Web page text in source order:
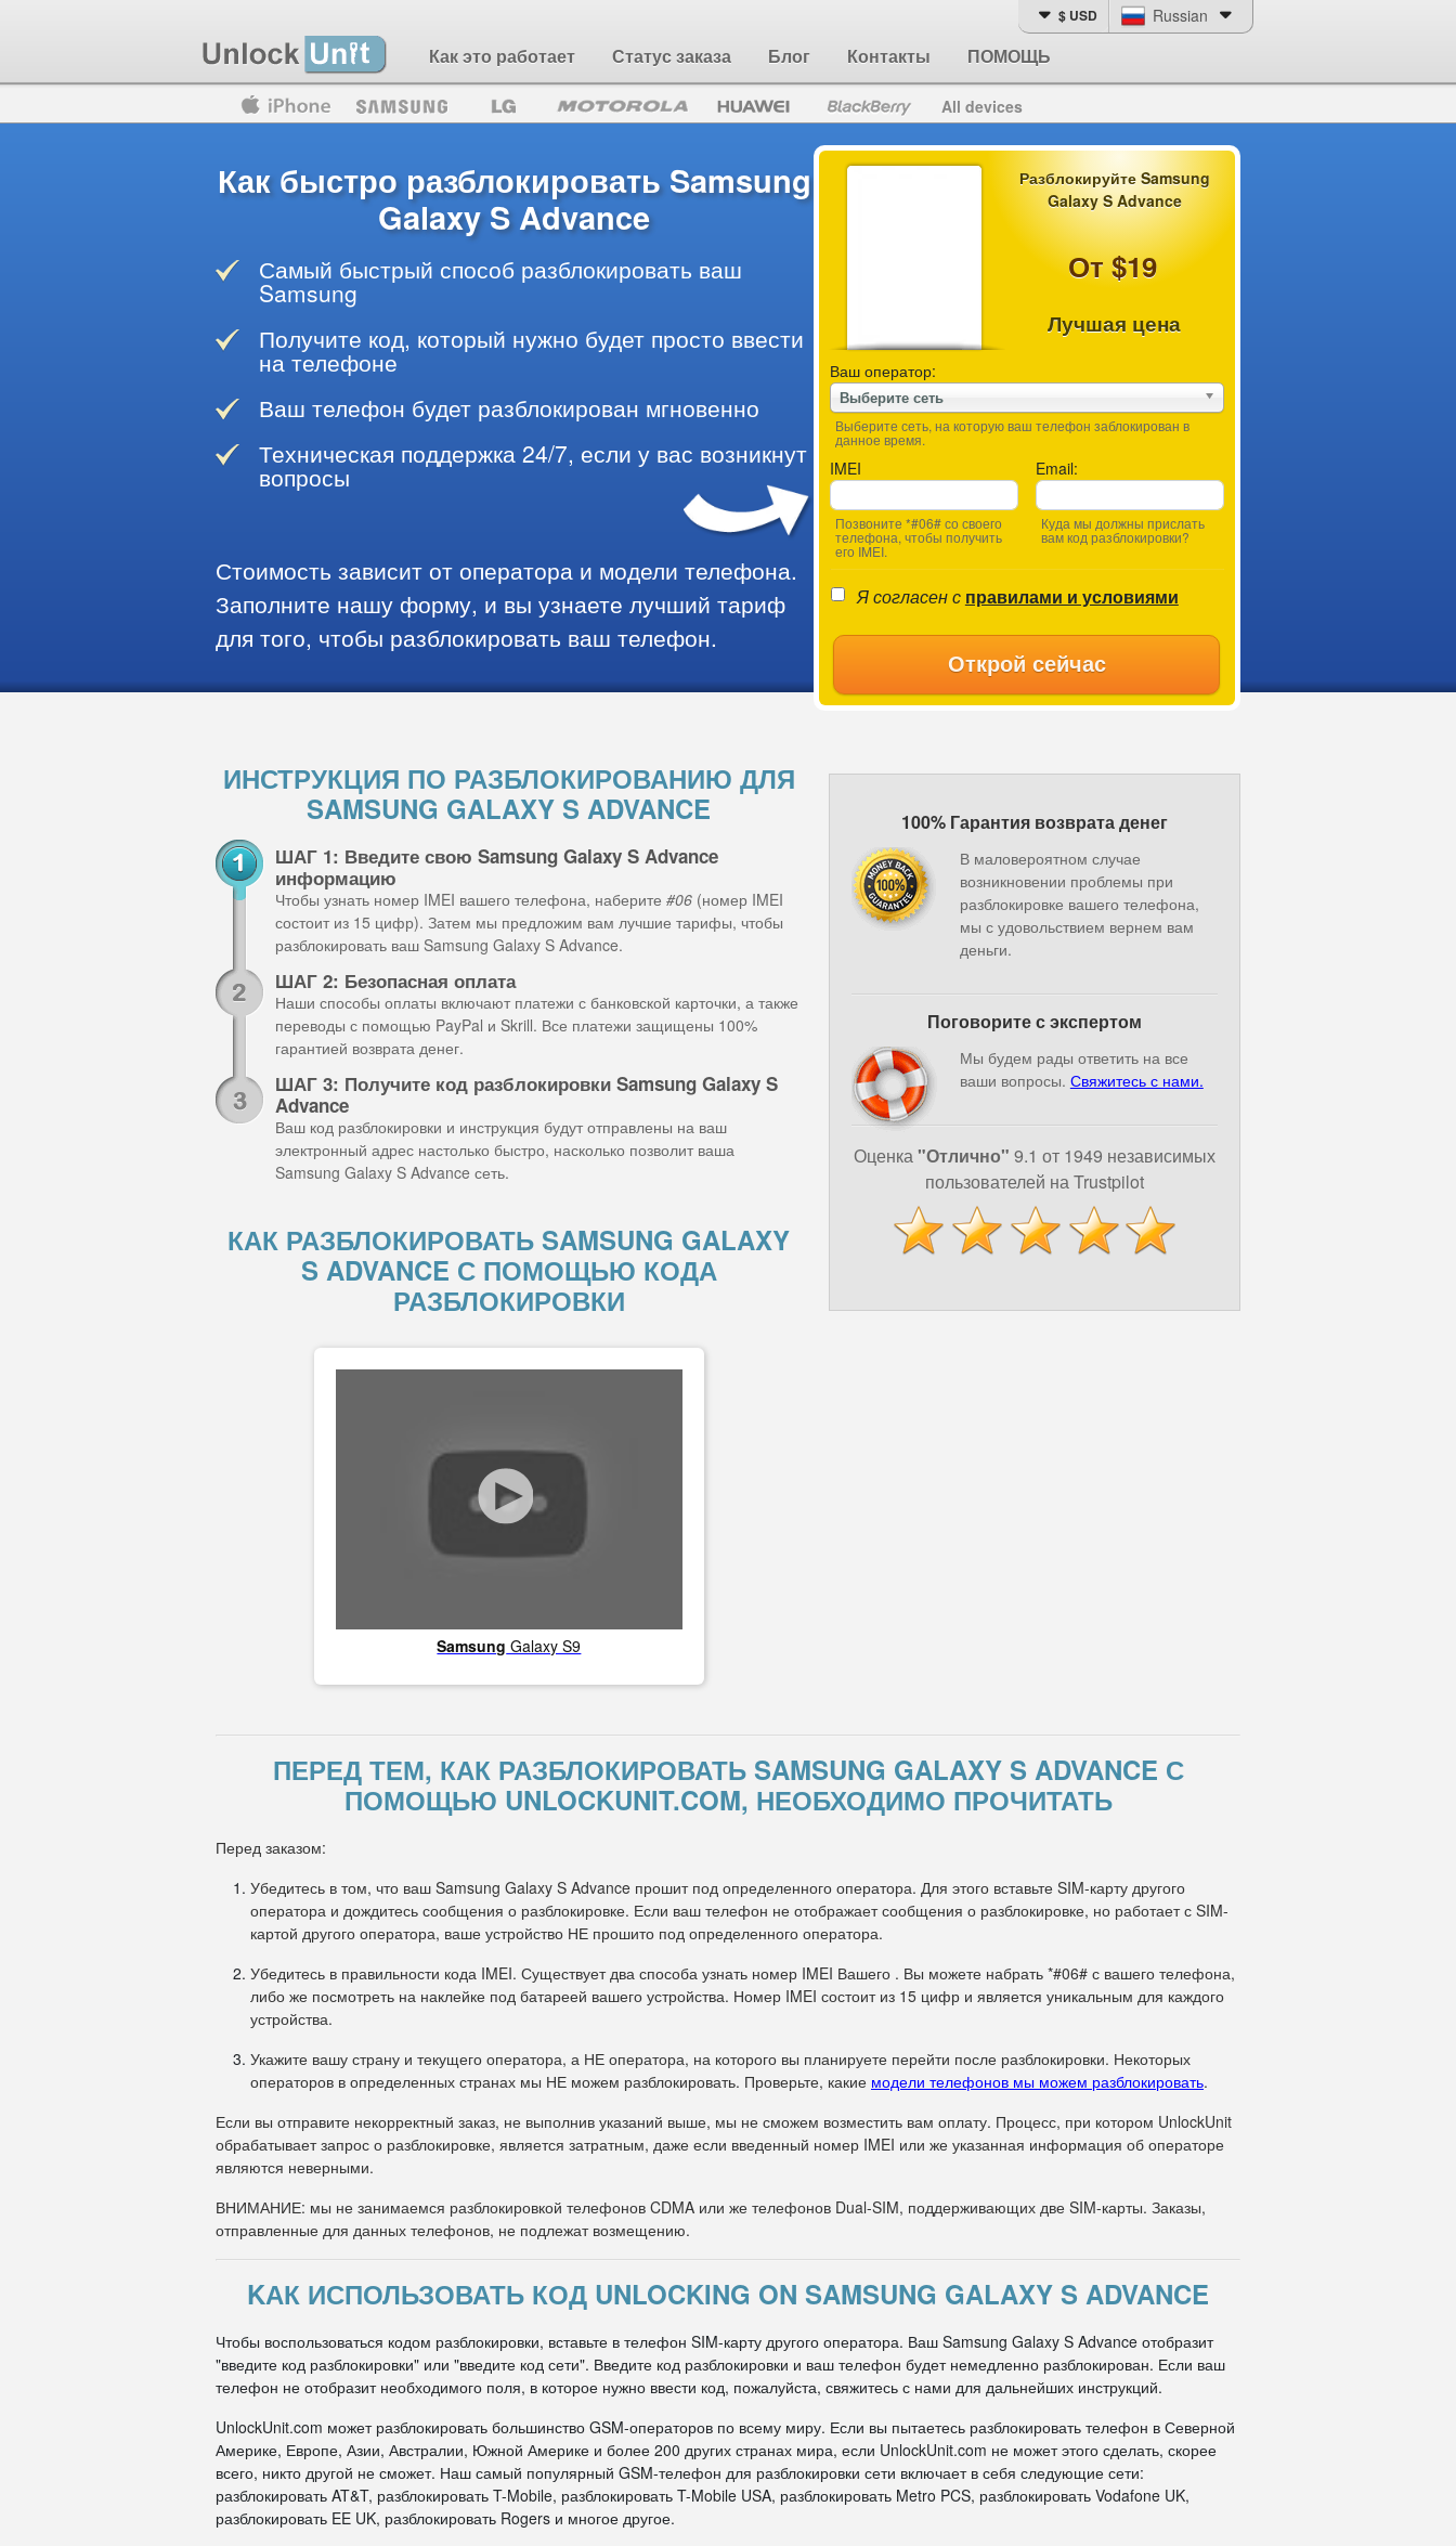
Как это работает Статус заказа Блог Контакты ПОМОЩЬ
$ USD Russian
Blackberry All devices
Разблокируйте Samsung
Galaxy S Advance
От $19
Лучшая цена
Ваш оператор:
Выберите сеть
Выберите сеть, на которую ваш телефон заблокирован в
данное время.
IMEI
Позвоните *#06# со своего
телефона, чтобы получить
его IMEI.
Email:
Куда мы должны прислать
вам код разблокировки?
Я согласен с правилами и условиями
Открой сейчас
Как быстро разблокировать Samsung
Galaxy S Advance
Самый быстрый способ разблокировать ваш
Samsung
Получите код, который нужно будет просто ввести
на телефоне
Ваш телефон будет разблокирован мгновенно
Техническая поддержка 24/7, если у вас возникнут
вопросы
Стоимость зависит от оператора и модели телефона.
Заполните нашу форму, и вы узнаете лучший тариф
для того, чтобы разблокировать ваш телефон.
ИНСТРУКЦИЯ ПО РАЗБЛОКИРОВАНИЮ ДЛЯ
SAMSUNG GALAXY S ADVANCE
ШАГ 1: Введите свою Samsung Galaxy S Advance
информацию
Чтобы узнать номер IMEI вашего телефона, наберите #06 (номер IMEI
состоит из 15 цифр). Затем мы предложим вам лучшие тарифы, чтобы
разблокировать ваш Samsung Galaxy S Advance.
ШАГ 2: Безопасная оплата
Наши способы оплаты включают платежи с банковской карточки, а также
переводы с помощью PayPal и Skrill. Все платежи защищены 100%
гарантией возврата денег.
ШАГ 3: Получите код разблокировки Samsung Galaxy S
Advance
Ваш код разблокировки и инструкция будут отправлены на ваш
электронный адрес настолько быстро, насколько позволит ваша
Samsung Galaxy S Advance сеть.
КАК РАЗБЛОКИРОВАТЬ SAMSUNG GALAXY
S ADVANCE С ПОМОЩЬЮ КОДА
РАЗБЛОКИРОВКИ
Samsung Galaxy S9
100% Гарантия возврата денег
В маловероятном случае
возникновении проблемы при
разблокировке вашего телефона,
мы с удовольствием вернем вам
деньги.
Поговорите с экспертом
Мы будем рады ответить на все
ваши вопросы. Свяжитесь с нами.
Оценка"Отлично" 9.1 от 1949 независимых
пользователей на Trustpilot
ПЕРЕД ТЕМ, КАК РАЗБЛОКИРОВАТЬ SAMSUNG GALAXY S ADVANCE С
ПОМОЩЬЮ UNLOCKUNIT.COM, НЕОБХОДИМО ПРОЧИТАТЬ
Перед заказом:
Убедитесь в том, что ваш Samsung Galaxy S Advance прошит под определенного оператора. Для этого вставьте SIM-карту другого
оператора и дождитесь сообщения о разблокировке. Если ваш телефон не отображает сообщения о разблокировке, но работает с SIM-
картой другого оператора, ваше устройство НЕ прошито под определенного оператора.
Убедитесь в правильности кода IMEI. Существует два способа узнать номер IMEI Вашего . Вы можете набрать *#06# с вашего телефона,
либо же посмотреть на наклейке под батареей вашего устройства. Номер IMEI состоит из 15 цифр и является уникальным для каждого
устройства.
Укажите вашу страну и текущего оператора, а НЕ оператора, на которого вы планируете перейти после разблокировки. Некоторых
операторов в определенных странах мы НЕ можем разблокировать. Проверьте, какие модели телефонов мы можем разблокировать.
Если вы отправите некорректный заказ, не выполнив указаний выше, мы не сможем возместить вам оплату. Процесс, при котором UnlockUnit
обрабатывает запрос о разблокировке, является затратным, даже если введенный номер IMEI или же указанная информация об операторе
являются неверными.
ВНИМАНИЕ: мы не занимаемся разблокировкой телефонов CDMA или же телефонов Dual-SIM, поддерживающих две SIM-карты. Заказы,
отправленные для данных телефонов, не подлежат возмещению.
KАК ИСПОЛЬЗОВАТЬ КОД UNLOCKING ON SAMSUNG GALAXY S ADVANCE
Чтобы воспользоваться кодом разблокировки, вставьте в телефон SIM-карту другого оператора. Ваш Samsung Galaxy S Advance отобразит
"введите код разблокировки" или "введите код сети". Введите код разблокировки и ваш телефон будет немедленно разблокирован. Если ваш
телефон не отобразит необходимого поля, в которое нужно ввести код, пожалуйста, свяжитесь с нами для дальнейших инструкций.
UnlockUnit.com может разблокировать большинство GSM-операторов по всему миру. Если вы пытаетесь разблокировать телефон в Северной
Америке, Европе, Азии, Австралии, Южной Америке и более 200 других странах мира, если UnlockUnit.com не может этого сделать, скорее
всего, никто другой не сможет. Наш самый популярный GSM-телефон для разблокировки сети включает в себя следующие сети:
разблокировать AT&T, разблокировать T-Mobile, разблокировать T-Mobile USA, разблокировать Metro PCS, разблокировать Vodafone UK,
разблокировать EE UK, разблокировать Rogers и многое другое.